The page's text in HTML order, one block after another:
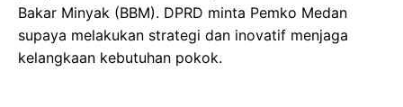
Bakar Minyak (BBM). DPRD minta Pemko Medan
supaya melakukan strategi dan inovatif menjaga
kelangkaan kebutuhan pokok.